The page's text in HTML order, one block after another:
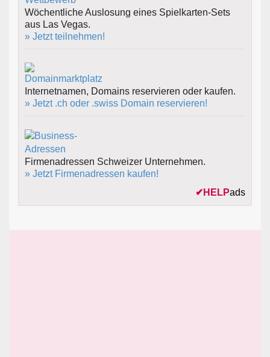
Wöchentliche Auslosung eines Spielkarten-Sets
aus Las Vegas.
» Jetzt teilnehmen!
Internetnamen, Domains reservieren oder kaufen.
» Jetzt .ch oder .swiss Domain reservieren!
Firmenadressen Schweizer Unternehmen.
» Jetzt Firmenadressen kaufen!
✔ HELPads